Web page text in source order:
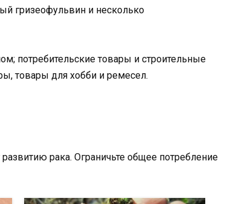
гризеофульвин и несколько
потребительские товары и строительные
товары для хобби и ремесел.
рака. Ограничьте общее потребление